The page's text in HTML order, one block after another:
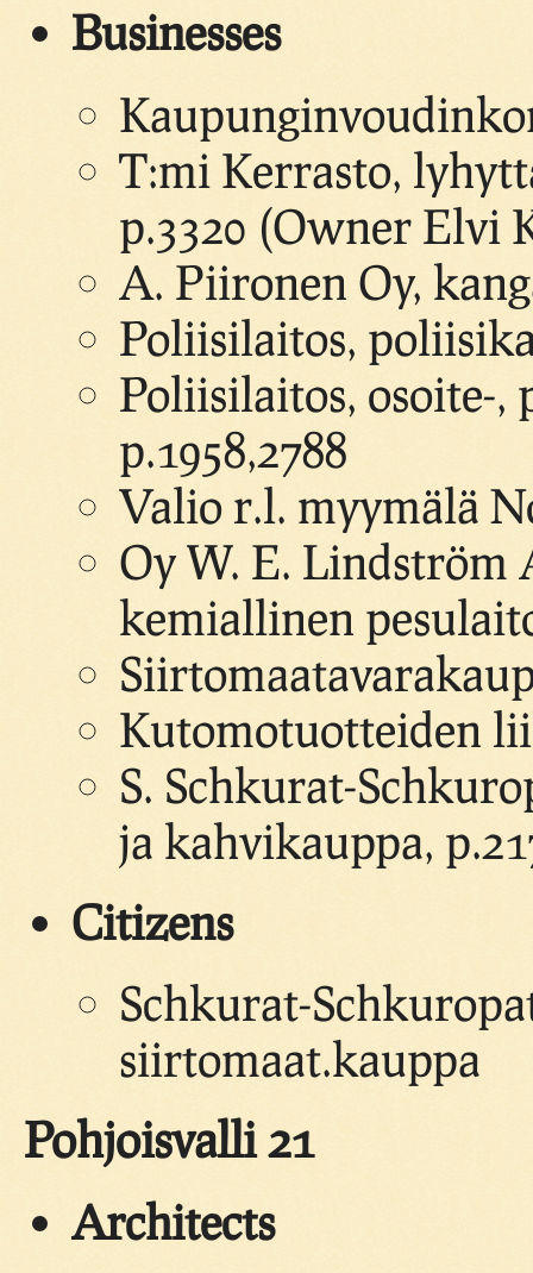
Businesses
T:mi Kerrasto,
p.3320 (Owner Elvi
A. Piironen Oy,
Poliisilaitos,
Poliisilaitos, osoite-,
p.1958,2788
Valio r.l. myymälä
Oy W. E. Lindström
kemiallinen
Kutomotuotteiden
S. Schkurat-
ja kahvikauppa,
Citizens
Schkurat-
siirtomaat.kauppa
Pohjoisvalli 21
Architects